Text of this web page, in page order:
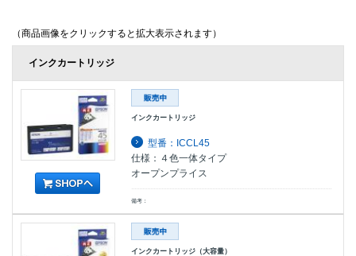
（商品画像をクリックすると拡大表示されます）
インクカートリッジ
インクカートリッジ
型番：ICCL45
仕様：４色一体タイプ
オープンプライス
備考：
インクカートリッジ（大容量）